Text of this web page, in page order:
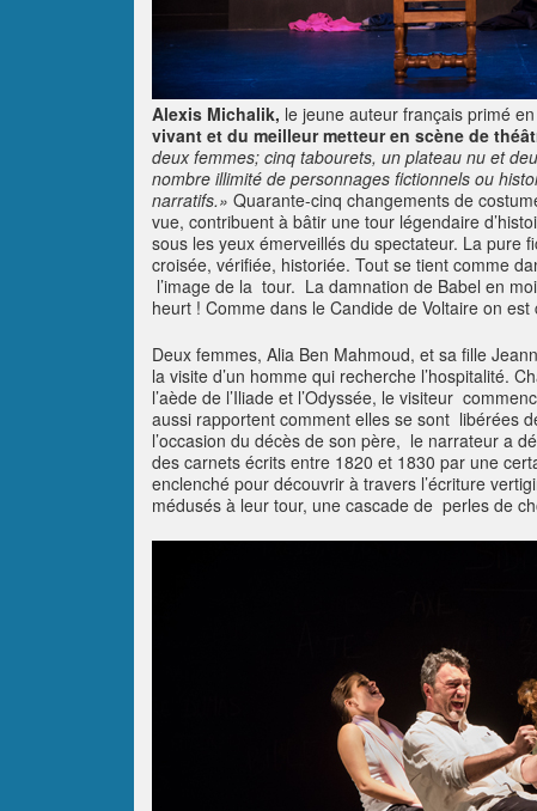
Alexis Michalik, le jeune auteur français primé
vivant et du meilleur metteur en scène de
deux femmes; cinq tabourets, un plateau nu et
nombre illimité de personnages fictionnels ou
narratifs.» Quarante-cinq changements de
vue, contribuent à bâtir une tour légendaire
sous les yeux émerveillés du spectateur. La pure
croisée, vérifiée, historiée. Tout se tient comme
l’image de la tour. La damnation de Babel en
heurt ! Comme dans le Candide de Voltaire on
Deux femmes, Alia Ben Mahmoud, et sa fille
la visite d’un homme qui recherche l’hospitalité.
l’aède de l’Iliade et l’Odyssée, le visiteur
aussi rapportent comment elles se sont libérées
l’occasion du décès de son père, le narrateur a
des carnets écrits entre 1820 et 1830 par une
enclenché pour découvrir à travers l’écriture
médusés à leur tour, une cascade de perles de